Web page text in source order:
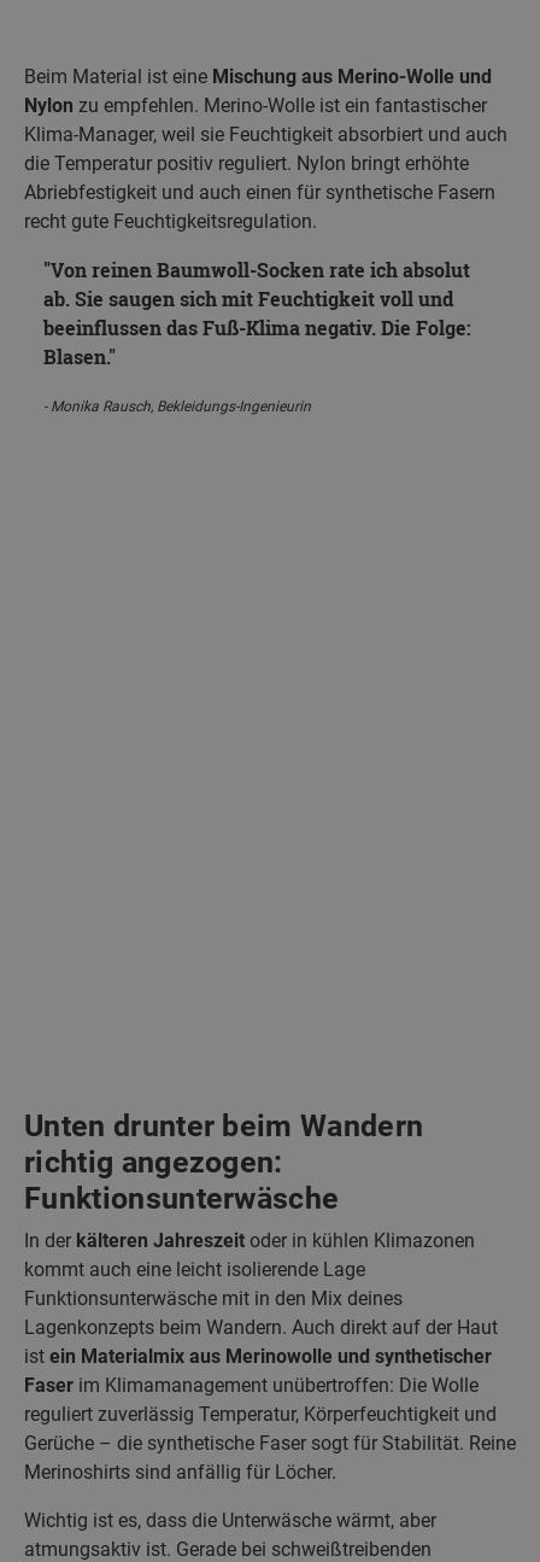
Beim Material ist eine Mischung aus Merino-Wolle und
Nylon zu empfehlen. Merino-Wolle ist ein fantastischer
Klima-Manager, weil sie Feuchtigkeit absorbiert und auch
die Temperatur positiv reguliert. Nylon bringt erhöhte
Abriebfestigkeit und auch einen für synthetische Fasern
recht gute Feuchtigkeitsregulation.
Von reinen Baumwoll-Socken rate ich absolut
ab. Sie saugen sich mit Feuchtigkeit voll und
beeinflussen das Fuß-Klima negativ. Die Folge:
Blasen.
Monika Rausch, Bekleidungs-Ingenieurin
Unten drunter beim Wandern
richtig angezogen:
Funktionsunterwäsche
In der kälteren Jahreszeit oder in kühlen Klimazonen
kommt auch eine leicht isolierende Lage
Funktionsunterwäsche mit in den Mix deines
Lagenkonzepts beim Wandern. Auch direkt auf der Haut
ist ein Materialmix aus Merinowolle und synthetischer
Faser im Klimamanagement unübertroffen: Die Wolle
reguliert zuverlässig Temperatur, Körperfeuchtigkeit und
Gerüche – die synthetische Faser sogt für Stabilität. Reine
Merinoshirts sind anfällig für Löcher.
Wichtig ist es, dass die Unterwäsche wärmt, aber
atmungsaktiv ist. Gerade bei schweißtreibenden